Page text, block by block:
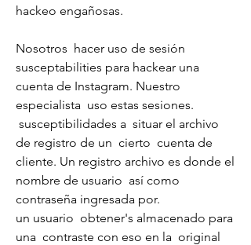
hackeo engañosas.
Nosotros  hacer uso de sesión
susceptabilities para hackear una
cuenta de Instagram. Nuestro
especialista  uso estas sesiones.
de registro de un  cierto  cuenta de
cliente. Un registro archivo es donde el
nombre de usuario  así como
contraseña ingresada por.
un usuario  obtener's almacenado para
una  contraste con eso en la  original